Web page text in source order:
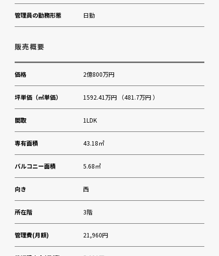
管理員の勤務形態 日勤
販売概要
価格 2億800万円
坪単価（㎡単価） 1592.41万円 （481.7万円 ）
間取 1LDK
専有面積 43.18㎡
バルコニー面積 5.68㎡
向き 西
所在階 3階
管理費(月額) 21,960円